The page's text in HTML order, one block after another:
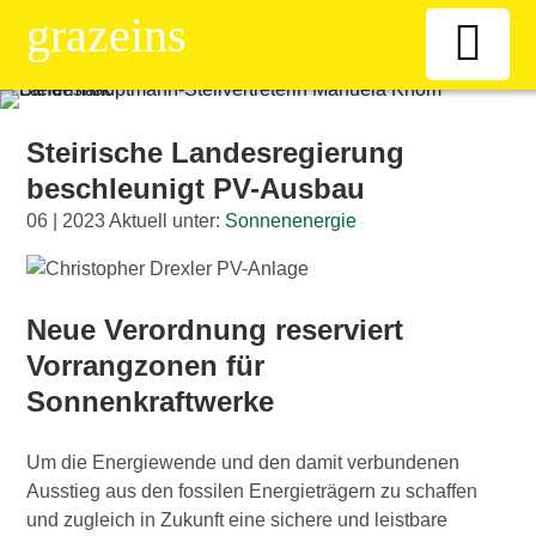
grazeins
Kiosk
News-Ticker
Frauen
Senioren
ÖAAB
Steirische Landesregierung
beschleunigt PV-Ausbau
06 | 2023 Aktuell unter: Sonnenenergie
Neue Verordnung reserviert
Vorrangzonen für
Sonnenkraftwerke
Um die Energiewende und den damit verbundenen
Ausstieg aus den fossilen Energieträgern zu schaffen
und zugleich in Zukunft eine sichere und leistbare